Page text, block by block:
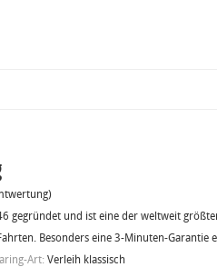
gegründet und ist eine der weltweit
Besonders eine 3-Minuten-
Art: Verleih klassisch